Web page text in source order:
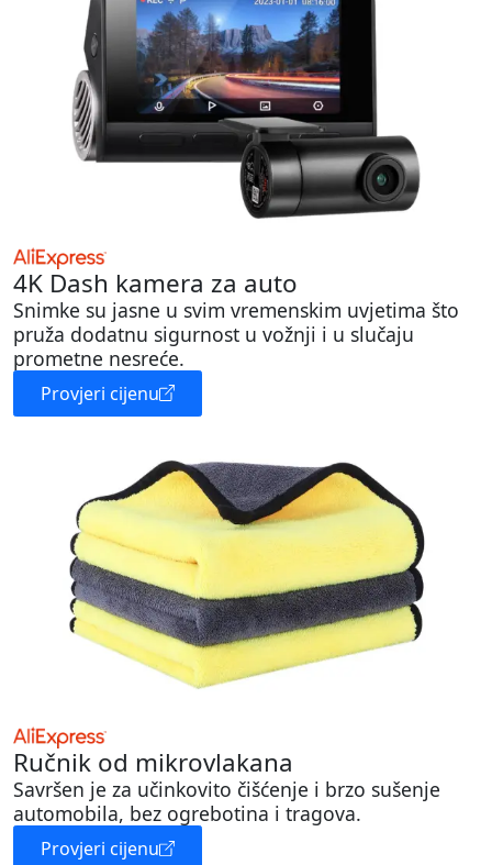
4K Dash kamera za auto
Snimke su jasne u svim vremenskim uvjetima što
pruža dodatnu sigurnost u vožnji i u slučaju
prometne nesreće.
Provjeri cijenu
Ručnik od mikrovlakana
Savršen je za učinkovito čišćenje i brzo sušenje
automobila, bez ogrebotina i tragova.
Provjeri cijenu